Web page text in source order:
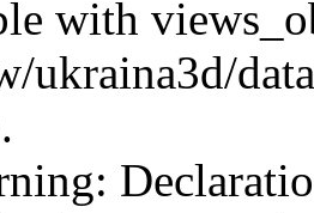
with
ukraina3d/